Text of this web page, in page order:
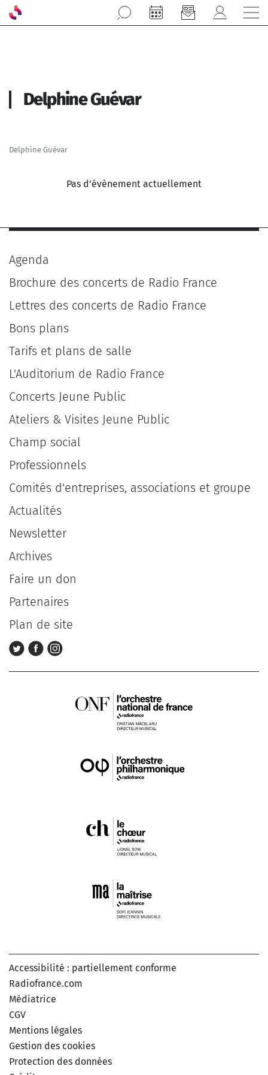
Aller au contenu principal
Delphine Guévar
Delphine Guévar
Pas d'évènement actuellement
Agenda
Brochure des concerts de Radio France
Lettres des concerts de Radio France
Bons plans
Tarifs et plans de salle
L'Auditorium de Radio France
Concerts Jeune Public
Ateliers & Visites Jeune Public
Champ social
Professionnels
Comités d'entreprises, associations et groupe
Actualités
Newsletter
Archives
Faire un don
Partenaires
Plan de site
Accessibilité : partiellement conforme
Radiofrance.com
Médiatrice
CGV
Mentions légales
Gestion des cookies
Protection des données